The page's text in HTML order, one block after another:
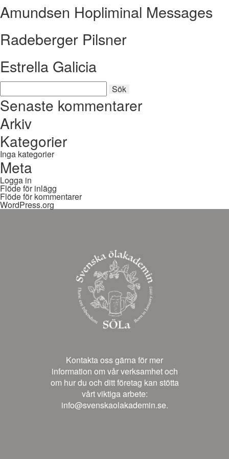
Amundsen Hopliminal Messages
Radeberger Pilsner
Estrella Galicia
Sök
efter: Sök
Senaste kommentarer
Arkiv
Kategorier
Inga kategorier
Meta
Logga in
Flöde för inlägg
Flöde för kommentarer
WordPress.org
Kontakta oss gärna för mer
information om vår verksamhet och
om hur du och ditt företag kan stötta
vårt viktiga arbete:
info@svenskaolakademin.se.